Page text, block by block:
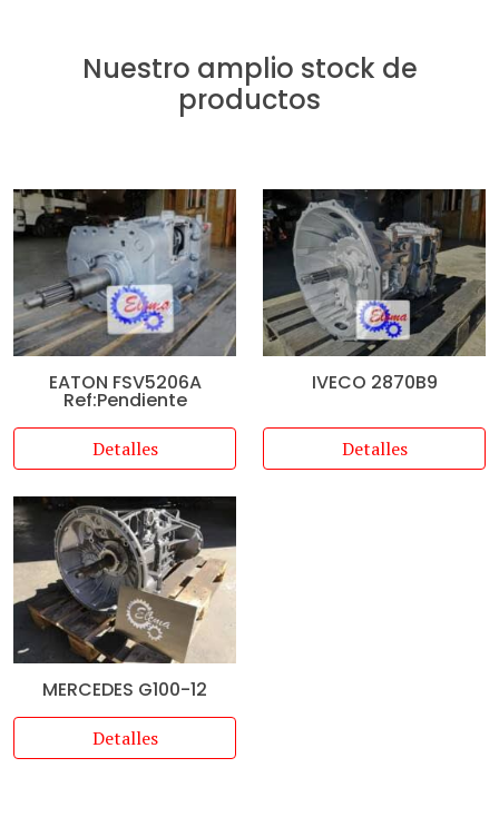
Nuestro amplio stock de
productos
EATON FSV5206A
Ref:Pendiente
Detalles
IVECO 2870B9
Detalles
MERCEDES G100-12
Detalles